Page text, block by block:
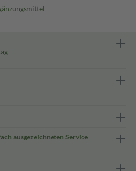
ausgezeichneten Service